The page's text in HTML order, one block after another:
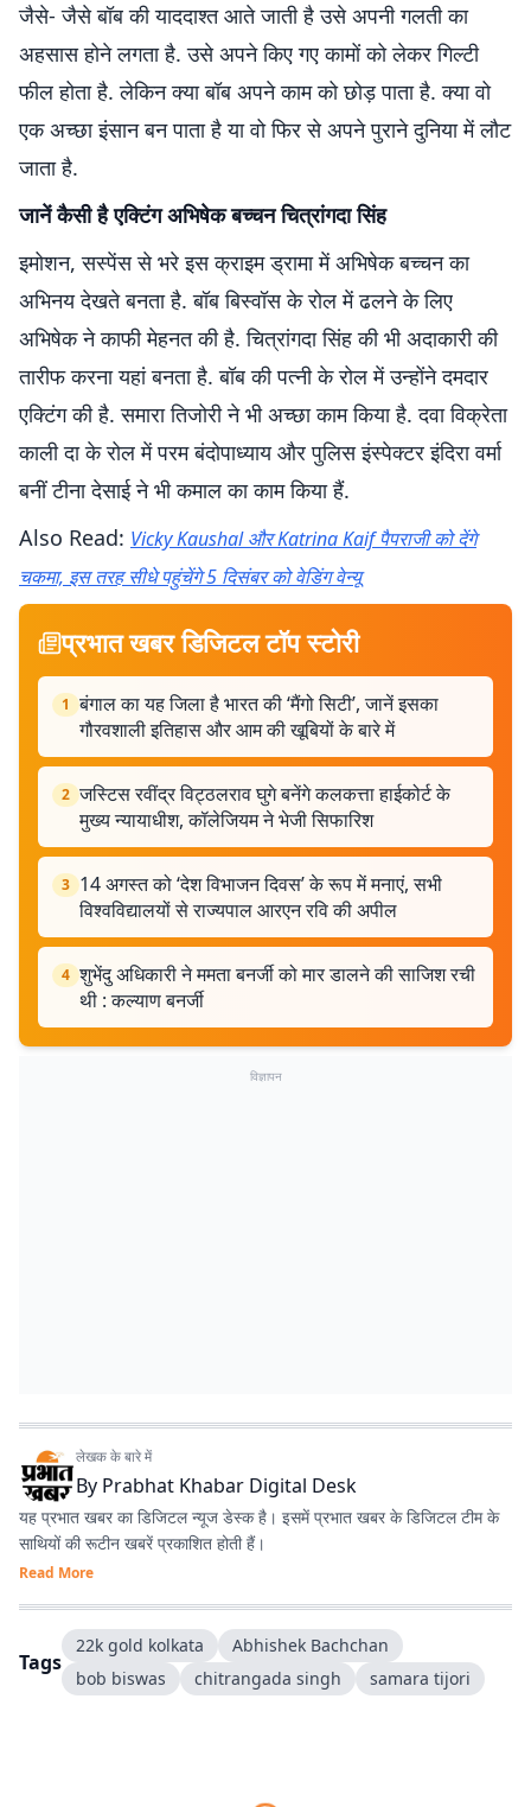
जैसे- जैसे बॉब की याददाश्त आते जाती है उसे अपनी गलती का
अहसास होने लगता है. उसे अपने किए गए कामों को लेकर गिल्टी
फील होता है. लेकिन क्या बॉब अपने काम को छोड़ पाता है. क्या वो
एक अच्छा इंसान बन पाता है या वो फिर से अपने पुराने दुनिया में लौट
जाता है.
जानें कैसी है एक्टिंग अभिषेक बच्चन चित्रांगदा सिंह
इमोशन, सस्पेंस से भरे इस क्राइम ड्रामा में अभिषेक बच्चन का
अभिनय देखते बनता है. बॉब बिस्वॉस के रोल में ढलने के लिए
अभिषेक ने काफी मेहनत की है. चित्रांगदा सिंह की भी अदाकारी की
तारीफ करना यहां बनता है. बॉब की पत्नी के रोल में उन्होंने दमदार
एक्टिंग की है. समारा तिजोरी ने भी अच्छा काम किया है. दवा विक्रेता
काली दा के रोल में परम बंदोपाध्याय और पुलिस इंस्पेक्टर इंदिरा वर्मा
बनीं टीना देसाई ने भी कमाल का काम किया हैं.
Also Read: Vicky Kaushal और Katrina Kaif पैपराजी को देंगे
चकमा, इस तरह सीधे पहुंचेंगे 5 दिसंबर को वेडिंग वेन्यू
प्रभात खबर डिजिटल टॉप स्टोरी
1 बंगाल का यह जिला है भारत की ‘मैंगो सिटी’, जानें इसका
गौरवशाली इतिहास और आम की खूबियों के बारे में
2 जस्टिस रवींद्र विट्ठलराव घुगे बनेंगे कलकत्ता हाईकोर्ट के
मुख्य न्यायाधीश, कॉलेजियम ने भेजी सिफारिश
3 14 अगस्त को ‘देश विभाजन दिवस’ के रूप में मनाएं, सभी
विश्वविद्यालयों से राज्यपाल आरएन रवि की अपील
4 शुभेंदु अधिकारी ने ममता बनर्जी को मार डालने की साजिश रची
थी : कल्याण बनर्जी
विज्ञापन
लेखक के बारे में
By Prabhat Khabar Digital Desk
यह प्रभात खबर का डिजिटल न्यूज डेस्क है। इसमें प्रभात खबर के डिजिटल टीम के
साथियों की रूटीन खबरें प्रकाशित होती हैं।
Read More
Tags
22k gold kolkata
Abhishek Bachchan
bob biswas
chitrangada singh samara tijori